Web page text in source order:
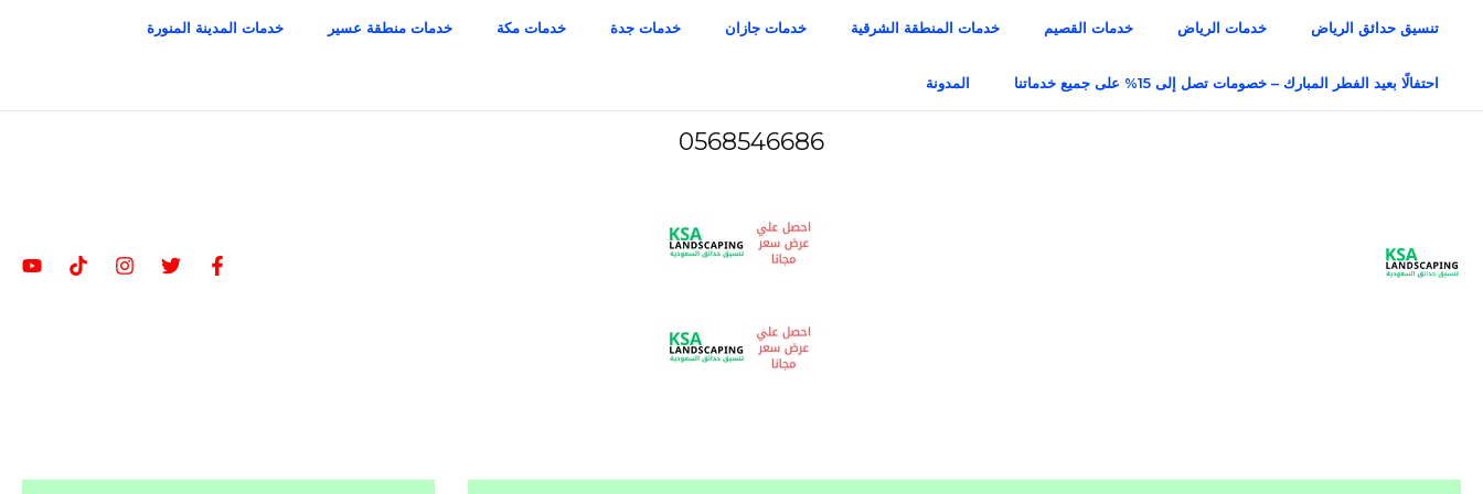
المحتوى
تنسيق حدائق الرياض خدمات الرياض خدمات القصيم خدمات المنطقة الشرقية خدمات جازان خدمات جدة خدمات مكة خدمات منطقة عسير خدمات المدينة المنورة
احتفالًا بعيد الفطر المبارك – خصومات تصل إلى 15% على جميع خدماتنا المدونة
0568546686